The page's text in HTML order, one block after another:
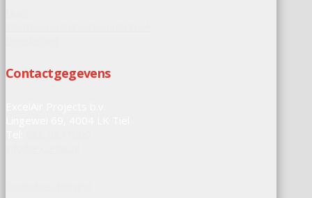
Contactgegevens